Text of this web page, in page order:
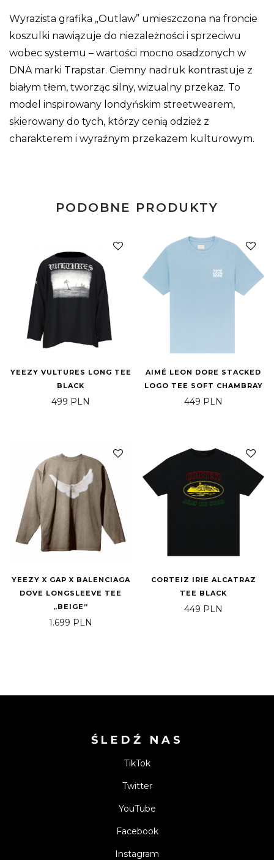
Wyrazista grafika „Outlaw” umieszczona na froncie
koszulki nawiązuje do niezależności i sprzeciwu
wobec systemu – wartości mocno osadzonych w
DNA marki Trapstar. Ciemny nadruk kontrastuje z
białym tłem, tworząc silny, wizualny przekaz. To
model inspirowany londyńskim streetwearem,
skierowany do tych, którzy cenią odzież z
charakterem i wyraźnym przekazem kulturowym.
PODOBNE PRODUKTY
YEEZY VULTURES LONG TEE
BLACK
499 PLN
AIMÉ LEON DORE STACKED
LOGO TEE SOFT CHAMBRAY
449 PLN
YEEZY X GAP X BALENCIAGA
DOVE LONGSLEEVE TEE
„BEIGE”
1.699 PLN
CORTEIZ IRIE ALCATRAZ
TEE BLACK
449 PLN
ŚLEDŹ NAS
TikTok
Twitter
YouTube
Facebook
Instagram